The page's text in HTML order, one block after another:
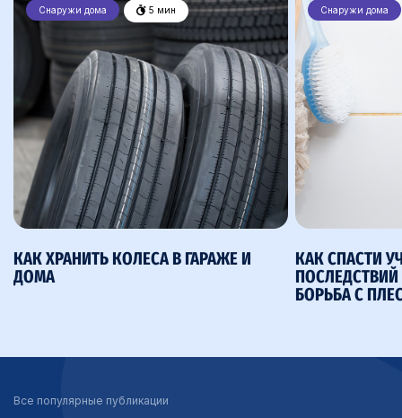
Снаружи дома 5 мин
КАК ХРАНИТЬ КОЛЕСА В ГАРАЖЕ И
ДОМА
Снаружи дома
КАК СПАСТИ
БОРЬБА С
Все популярные публикации